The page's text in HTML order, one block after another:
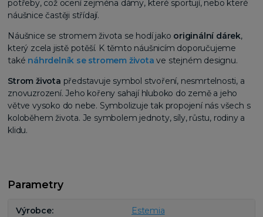
potřeby, což ocení zejména dámy, které sportují, nebo které
náušnice častěji střídají.
Náušnice se stromem života se hodí jako originální dárek,
který zcela jistě potěší. K těmto náušnicím doporučujeme
také náhrdelník se stromem života ve stejném designu.
Strom života představuje symbol stvoření, nesmrtelnosti, a
znovuzrození. Jeho kořeny sahají hluboko do země a jeho
větve vysoko do nebe. Symbolizuje tak propojení nás všech s
koloběhem života. Je symbolem jednoty, síly, růstu, rodiny a
klidu.
Parametry
Výrobce Estemia